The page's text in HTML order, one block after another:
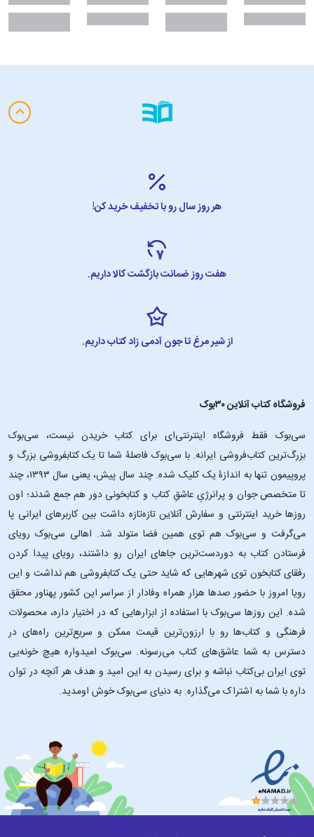
هر روز سال رو با تخفیف خرید کن!
هفت روز ضمانت بازگشت کالا داریم.
از شیر مرغ تا جون آدمی زاد کتاب داریم.
فروشگاه کتاب آنلاین ۳۰بوک
سی‌بوک فقط فروشگاه اینترنتی‌ای برای کتاب خریدن نیست، سی‌بوک
بزرگ‌ترین کتاب‌فروشی ایرانه. با سی‌بوک فاصلۀ شما تا یک کتابفروشی بزرگ و
پروپیمون تنها به اندازۀ یک کلیک شده. چند سال پیش، یعنی سال ۱۳۹۳، چند
تا متخصص جوان و پرانرژیِ عاشقِ کتاب و کتابخونی دور هم جمع شدند؛ اون‌
روزها خرید اینترنتی و سفارش آنلاین تازه‌تازه داشت بین کاربرهای ایرانی پا
می‌گرفت و سی‌بوک هم توی همین فضا متولد شد. اهالی سی‌بوک رویای
فرستادن کتاب به دوردست‌ترین جاهای ایران رو داشتند، رویای پیدا کردن
رفقای کتابخون توی شهرهایی که شاید حتی یک کتابفروشی هم نداشت و این
رویا امروز با حضور صدها هزار همراه وفادار از سراسر این کشور پهناور محقق
شده. این ‌روزها سی‌بوک با استفاده از ابزارهایی که در اختیار داره، محصولات
فرهنگی و کتاب‌ها رو با ارزون‌ترین قیمت ممکن و سریع‌ترین راه‌های در
دسترس به شما عاشق‌های کتاب می‌رسونه. سی‌بوک امیدواره هیچ خونه‌یی
توی ایران بی‌کتاب نباشه و برای رسیدن به این امید و هدف هر آنچه در توان
داره با شما به اشتراک می‌گذاره. به دنیای سی‌بوک خوش اومدید.